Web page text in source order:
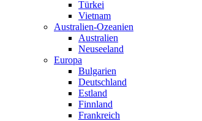
Türkei
Vietnam
Australien-Ozeanien
Australien
Neuseeland
Europa
Bulgarien
Deutschland
Estland
Finnland
Frankreich